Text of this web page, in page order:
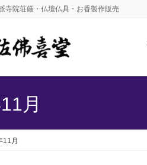
寺院荘厳・仏壇仏具・お香製作販売
月
11月